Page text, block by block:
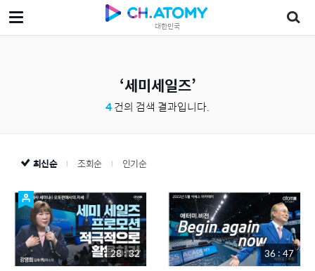
대한민국
세미세일즈
4건의 검색 결과입니다.
최신순 조회순 인기순
28 : 32 36 : 47